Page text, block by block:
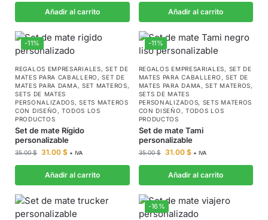
Añadir al carrito Añadir al carrito
-11%
REGALOS EMPRESARIALES,SET DE
MATES PARA CABALLERO ,SET DE
MATES PARA DAMA , SET MATEROS,
SETS DE MATES
PERSONALIZADOS,SETS MATEROS
CON DISEÑO ,TODOS LOS
PRODUCTOS
Set de mate Rígido
personalizable
35.00$ 31.00 $ + IVA
Añadir al carrito
-11%
REGALOS EMPRESARIALES, SET DE
MATES PARA CABALLERO , SET DE
MATES PARA DAMA ,SET MATEROS,
SETS DE MATES
PERSONALIZADOS, SETS MATEROS
CON DISEÑO , TODOS LOS
PRODUCTOS
Set de mate Tami
personalizable
35.00$ 31.00 $ + IVA
Añadir al carrito
-16%